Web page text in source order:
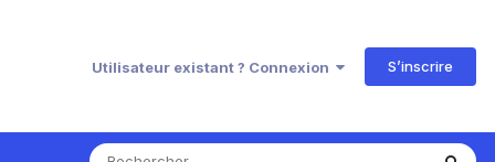
Utilisateur existant ? Connexion S’inscrire